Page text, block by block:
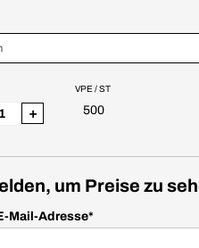
VPE / ST
500
+
um Preise zu
Mail-Adresse*